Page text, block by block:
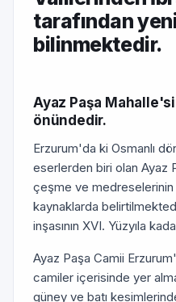
tarafından
bilinmektedir.
Ayaz Paşa
önündedir.
Erzurum'da ki Osmanlı
eserlerden biri olan Ayaz
çeşme ve medreselerinin
kaynaklarda
inşasının XVI. Yüzyıla
Ayaz Paşa Camii
camiler içerisinde yer
güney ve batı